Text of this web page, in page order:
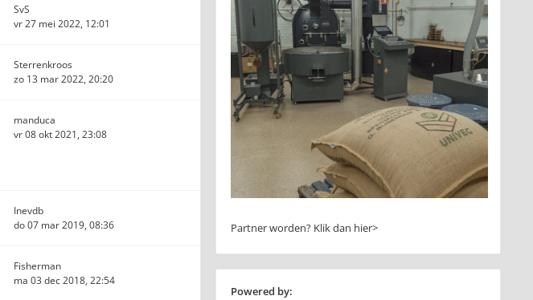
SvS
vr 27 mei 2022, 12:01
Sterrenkroos
zo 13 mar 2022, 20:20
manduca
vr 08 okt 2021, 23:08
Inevdb
do 07 mar 2019, 08:36
Fisherman
ma 03 dec 2018, 22:54
Partner worden? Klik dan hier>
Powered by: